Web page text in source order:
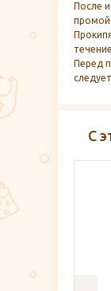
После
Перед
С